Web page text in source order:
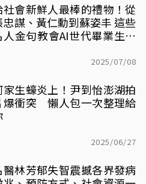
社會新鮮人最棒的禮物！從
忠謀、黃仁勳到蘇姿丰 這些
人金句教會AI世代畢業生的
2025/07/08
家生蠔炎上！尹到怡澎湖拍
爆衝突 懶人包一次整理給
2025/06/27
醫林芳郁失智震撼各界發病